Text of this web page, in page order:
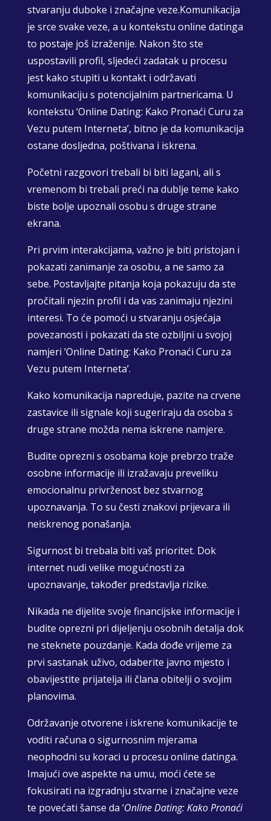
stvaranju duboke i značajne veze.Komunikacija
je srce svake veze, a u kontekstu online datinga
to postaje još izraženije. Nakon što ste
uspostavili profil, sljedeći zadatak u procesu
jest kako stupiti u kontakt i održavati
komunikaciju s potencijalnim partnericama. U
kontekstu ‘Online Dating: Kako Pronaći Curu za
Vezu putem Interneta’, bitno je da komunikacija
ostane dosljedna, poštivana i iskrena.
Početni razgovori trebali bi biti lagani, ali s
vremenom bi trebali preći na dublje teme kako
biste bolje upoznali osobu s druge strane
ekrana.
Pri prvim interakcijama, važno je biti pristojan i
pokazati zanimanje za osobu, a ne samo za
sebe. Postavljajte pitanja koja pokazuju da ste
pročitali njezin profil i da vas zanimaju njezini
interesi. To će pomoći u stvaranju osjećaja
povezanosti i pokazati da ste ozbiljni u svojoj
namjeri ‘Online Dating: Kako Pronaći Curu za
Vezu putem Interneta’.
Kako komunikacija napreduje, pazite na crvene
zastavice ili signale koji sugeriraju da osoba s
druge strane možda nema iskrene namjere.
Budite oprezni s osobama koje prebrzo traže
osobne informacije ili izražavaju preveliku
emocionalnu privrženost bez stvarnog
upoznavanja. To su česti znakovi prijevara ili
neiskrenog ponašanja.
Sigurnost bi trebala biti vaš prioritet. Dok
internet nudi velike mogućnosti za
upoznavanje, također predstavlja rizike.
Nikada ne dijelite svoje financijske informacije i
budite oprezni pri dijeljenju osobnih detalja dok
ne steknete pouzdanje. Kada dođe vrijeme za
prvi sastanak uživo, odaberite javno mjesto i
obavijestite prijatelja ili člana obitelji o svojim
planovima.
Održavanje otvorene i iskrene komunikacije te
voditi računa o sigurnosnim mjerama
neophodni su koraci u procesu online datinga.
Imajući ove aspekte na umu, moći ćete se
fokusirati na izgradnju stvarne i značajne veze
te povećati šanse da ‘Online Dating: Kako Pronaći